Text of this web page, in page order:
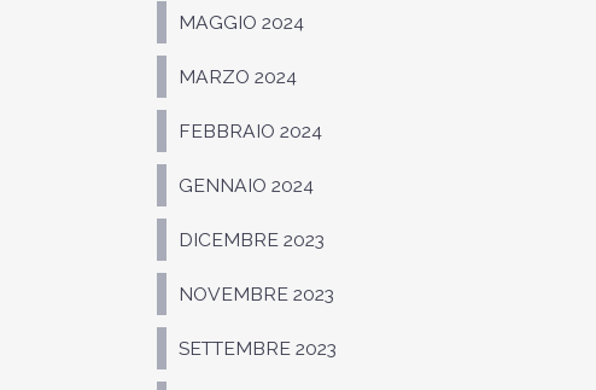
MAGGIO 2024
MARZO 2024
FEBBRAIO 2024
GENNAIO 2024
DICEMBRE 2023
NOVEMBRE 2023
SETTEMBRE 2023